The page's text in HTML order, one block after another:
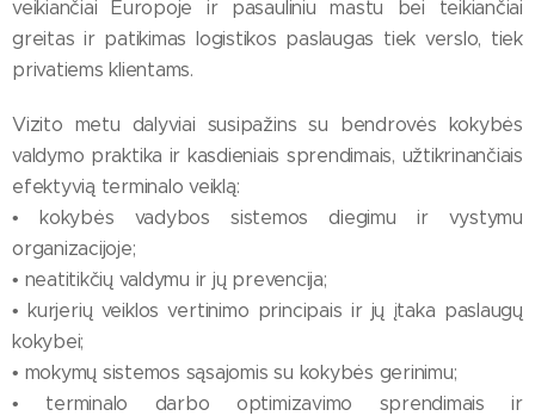
veikiančiai Europoje ir pasauliniu mastu bei teikiančiai
greitas ir patikimas logistikos paslaugas tiek verslo, tiek
privatiems klientams.
Vizito metu dalyviai susipažins su bendrovės kokybės
valdymo praktika ir kasdieniais sprendimais, užtikrinančiais
efektyvią terminalo veiklą:
• kokybės vadybos sistemos diegimu ir vystymu
organizacijoje;
• neatitikčių valdymu ir jų prevencija;
• kurjerių veiklos vertinimo principais ir jų įtaka paslaugų
kokybei;
• mokymų sistemos sąsajomis su kokybės gerinimu;
• terminalo darbo optimizavimo sprendimais ir